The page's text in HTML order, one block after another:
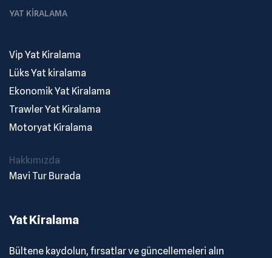
YAT KIRALAMA
Vip Yat Kiralama
Lüks Yat kiralama
Ekonomik Yat Kiralama
Trawler Yat Kiralama
Motoryat Kiralama
Hakkımızda
Mavi Tur Burada
Yat Kiralama
Bültene kaydolun, fırsatlar ve güncellemeleri alın